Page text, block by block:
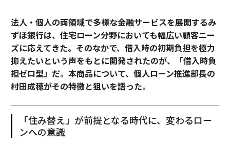
法人・個人の両領域で多様な金融サービスを展開するみ
ずほ銀行は、住宅ローン分野においても幅広い顧客ニー
ズに応えてきた。そのなかで、借入時の初期負担を極力
抑えたいという声をもとに開発されたのが、「借入時負
担ゼロ型」だ。本商品について、個人ローン推進部長の
村田成穂がその特徴と狙いを語った。
「住み替え」が前提となる時代に、変わるロー
ンへの意識